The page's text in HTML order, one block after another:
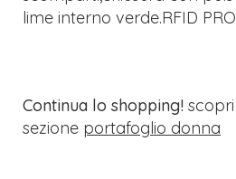
lime interno verde.RFID
Continua lo shopping!
sezione portafoglio donna